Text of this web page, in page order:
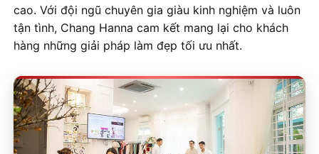
cao. Với đội ngũ chuyên gia giàu kinh nghiệm và luôn
tận tình, Chang Hanna cam kết mang lại cho khách
hàng những giải pháp làm đẹp tối ưu nhất.